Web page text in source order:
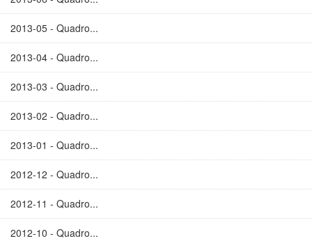
2013-05 - Quadro...
2013-04 - Quadro...
2013-03 - Quadro...
2013-02 - Quadro...
2013-01 - Quadro...
2012-12 - Quadro...
2012-11 - Quadro...
2012-10 - Quadro...